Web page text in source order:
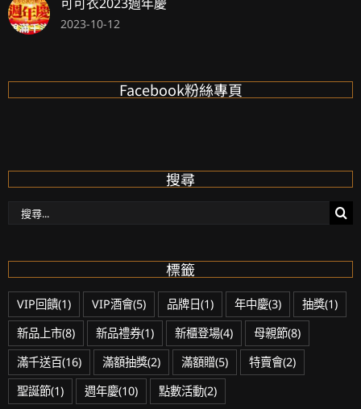
2023-10-12
Facebook粉絲專頁
搜尋
標籤
VIP回饋(1) VIP酒會(5) 品牌日(1) 年中慶(3) 抽獎(1)
新品上市(8) 新品禮券(1) 新櫃登場(4) 母親節(8)
滿千送百(16) 滿額抽獎(2) 滿額贈(5) 特賣會(2)
聖誕節(1) 週年慶(10) 點數活動(2)